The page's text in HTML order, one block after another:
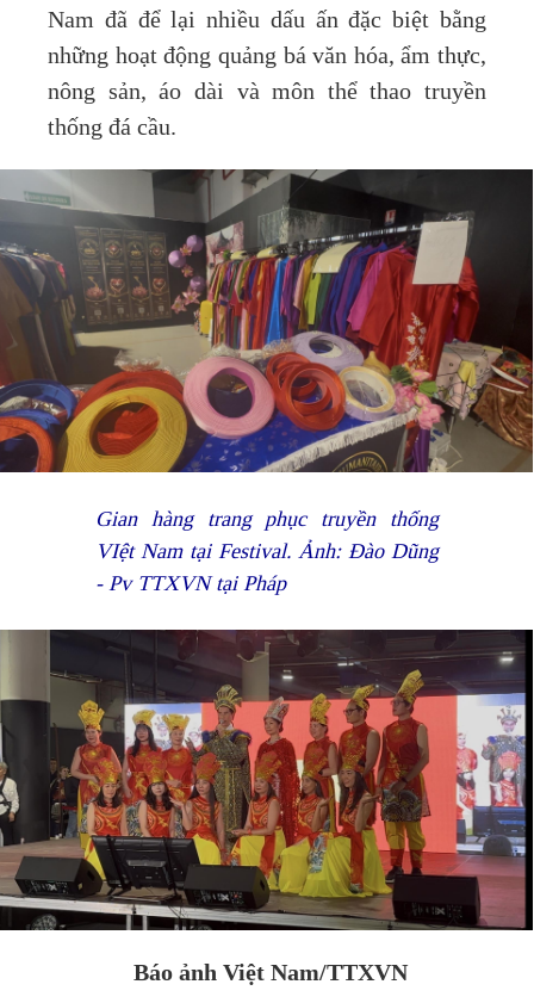
Nam đã để lại nhiều dấu ấn đặc biệt bằng
những hoạt động quảng bá văn hóa, ẩm thực,
nông sản, áo dài và môn thể thao truyền
thống đá cầu.
Gian hàng trang phục truyền thống
VIệt Nam tại Festival. Ảnh: Đào Dũng
- Pv TTXVN tại Pháp
Báo ảnh Việt Nam/TTXVN